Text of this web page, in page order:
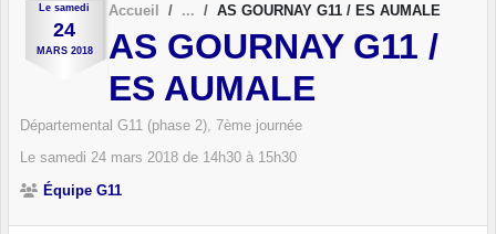
Le samedi
24
MARS 2018
Accueil AS GOURNAY G11 / ES AUMALE
AS GOURNAY G11 /
ES AUMALE
Départemental G11 (phase 2), 7ème journée
Le samedi 24 mars 2018 de 14h30 à 15h30
Équipe G11